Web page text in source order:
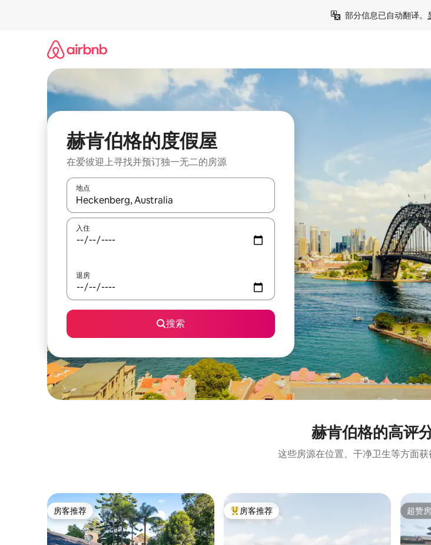
部分信息已自动翻译。
赫肯伯格的度假屋
在爱彼迎上寻找并预订独一无二的房源
地点
如有搜索结果，请使用上下方向键查看，或通过点击或滑动手势浏览。
入住
退房
搜索
赫肯伯格的高评
这些房源在位置、干净卫生等方面获
房客推荐
房客推荐 热门「房客推荐」
房客推荐 超赞
超赞